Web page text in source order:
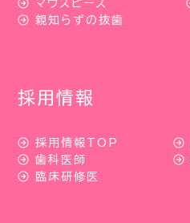
マウスピース
親知らずの抜歯
採用情報
採用情報TOP
歯科医師
臨床研修医